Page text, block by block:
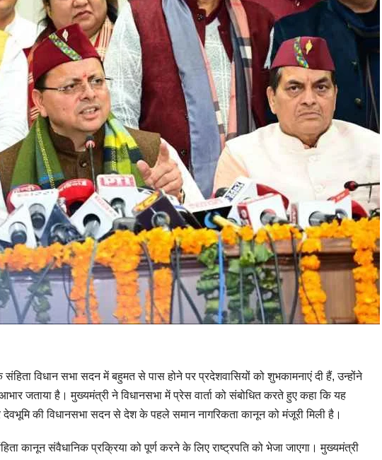
विधान सभा सदन में बहुमत से पास होने पर प्रदेशवासियों को शुभकामनाएं दी हैं, उन्होंने
जताया है। मुख्यमंत्री ने विधानसभा में प्रेस वार्ता को संबोधित करते हुए कहा कि यह
की विधानसभा सदन से देश के पहले समान नागरिकता कानून को मंजूरी मिली है।
कानून संवैधानिक प्रक्रिया को पूर्ण करने के लिए राष्ट्रपति को भेजा जाएगा। मुख्यमंत्री